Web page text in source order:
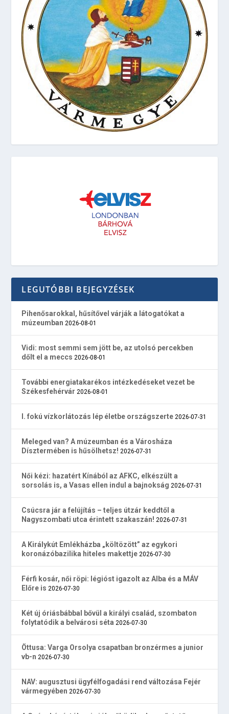
LEGUTÓBBI BEJEGYZÉSEK
Pihenősarokkal, hűsítővel várják a látogatókat a
múzeumban 2026-08-01
Vidi: most semmi sem jött be, az utolsó percekben
dőlt el a meccs 2026-08-01
További energiatakarékos intézkedéseket vezet be
Székesfehérvár 2026-08-01
I. fokú vízkorlátozás lép életbe országszerte 2026-07-31
Meleged van? A múzeumban és a Városháza
Dísztermében is hűsölhetsz! 2026-07-31
Női kézi: hazatért Kínából az AFKC, elkészült a
sorsolás is, a Vasas ellen indul a bajnokság 2026-07-31
Csúcsra jár a felújítás – teljes útzár keddtől a
Nagyszombati utca érintett szakaszán! 2026-07-31
A Királykút Emlékházba „költözött” az egykori
koronázóbazilika hiteles makettje 2026-07-30
Férfi kosár, női röpi: légióst igazolt az Alba és a MÁV
Előre is 2026-07-30
Két új óriásbábbal bővül a királyi család, szombaton
folytatódik a belvárosi séta 2026-07-30
Öttusa: Varga Orsolya csapatban bronzérmes a junior
vb-n 2026-07-30
NAV: augusztusi ügyfélfogadási rend változása Fejér
vármegyében 2026-07-30